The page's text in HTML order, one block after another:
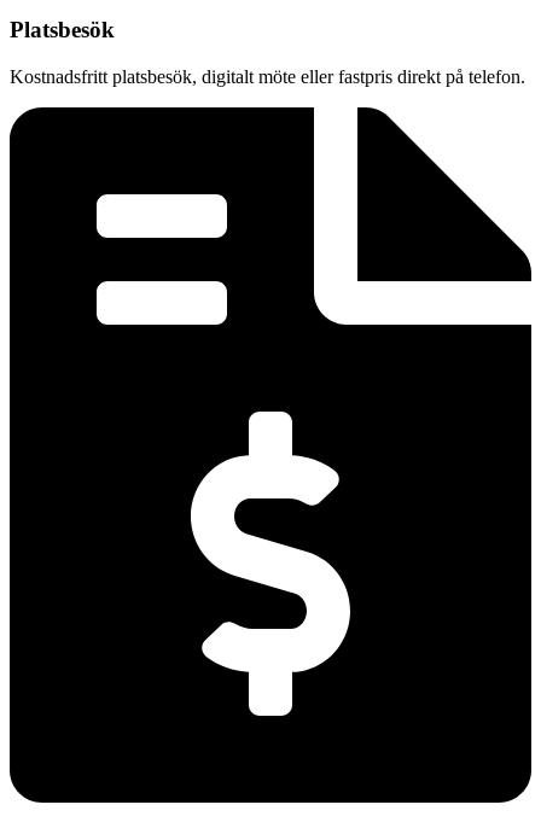
Platsbesök
Kostnadsfritt platsbesök, digitalt möte eller fastpris direkt på telefon.